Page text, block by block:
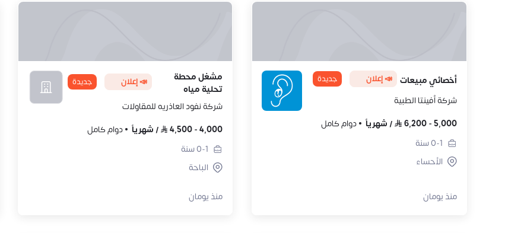
أخصائي مبيعات 📣 إعلان جديدة
شركة أفينتا الطبية
5,000
-
6,200
/ شهرياً
دوام كامل
0-1سنة
الأحساء
منذ يومان
مشغل محطة
تحلية مياه
📣 إعلان جديدة
شركة نفود العاذريه للمقاولات
4,000
-
4,500
/ شهرياً
دوام كامل
0-1سنة
الباحة
منذ يومان